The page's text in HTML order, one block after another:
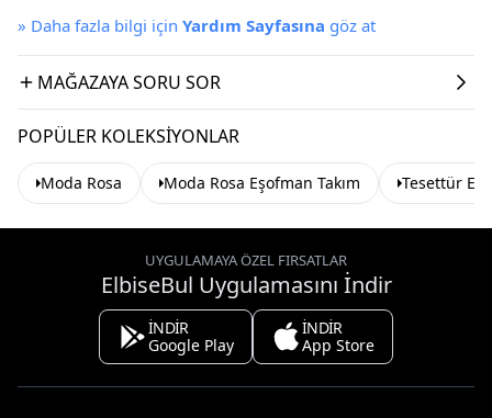
» Daha fazla bilgi için Yardım Sayfasına göz at
MAĞAZAYA SORU SOR
POPÜLER KOLEKSIYONLAR
Moda Rosa Moda Rosa Eşofman Takım Tesettür
UYGULAMAYA ÖZEL FIRSATLAR
ElbiseBul Uygulamasını İndir
İNDİR
Google Play
İNDİR
App Store